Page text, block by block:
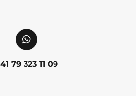
79 323 11 09